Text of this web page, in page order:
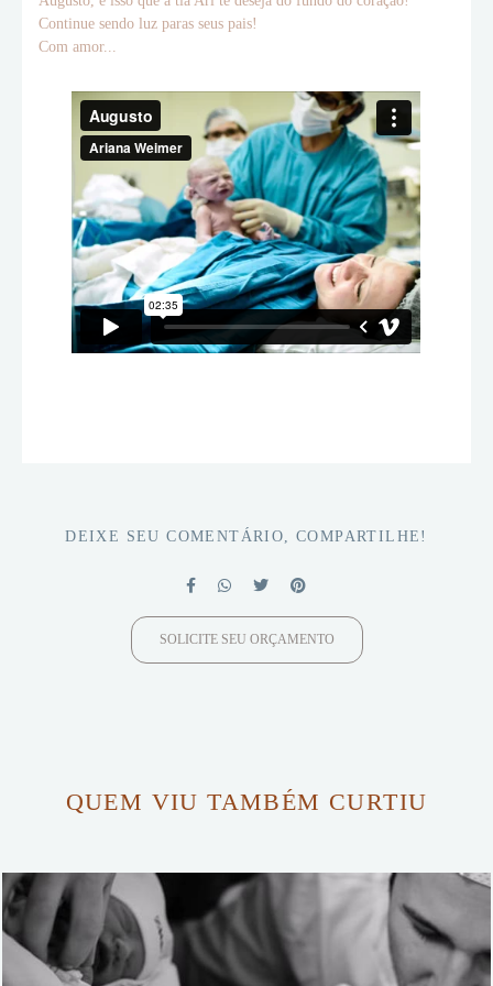
Continue sendo luz paras seus pais!
Com amor...
DEIXE SEU COMENTÁRIO, COMPARTILHE!
SOLICITE SEU ORÇAMENTO
QUEM VIU TAMBÉM CURTIU